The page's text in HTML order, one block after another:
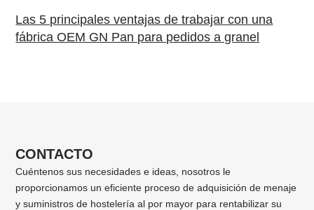
Las 5 principales ventajas de trabajar con una
fábrica OEM GN Pan para pedidos a granel
CONTACTO
Cuéntenos sus necesidades e ideas, nosotros le
proporcionamos un eficiente proceso de adquisición de menaje
y suministros de hostelería al por mayor para rentabilizar su